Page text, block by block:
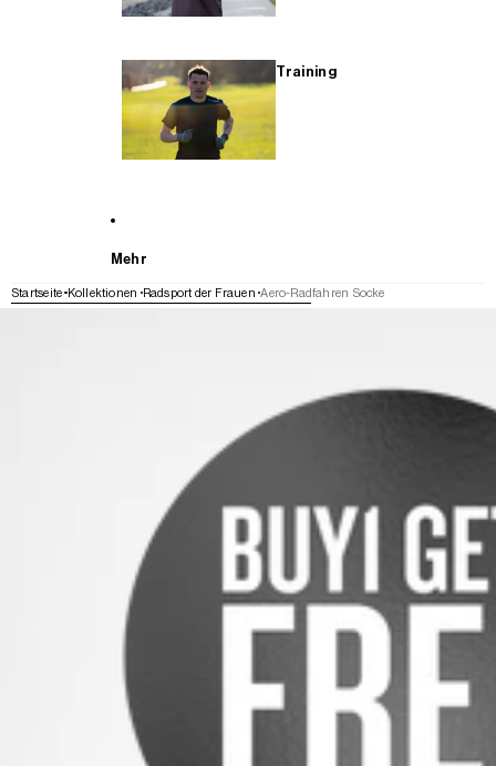
Training
Mehr
Startseite Kollektionen Radsport der Frauen Aero-Radfahren Socke
WEITER ZU DEN PRODUKTINFORMATIONEN